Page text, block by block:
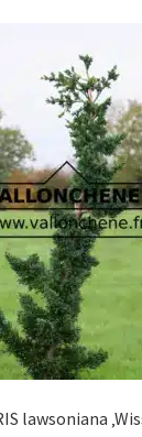
lawsoniana